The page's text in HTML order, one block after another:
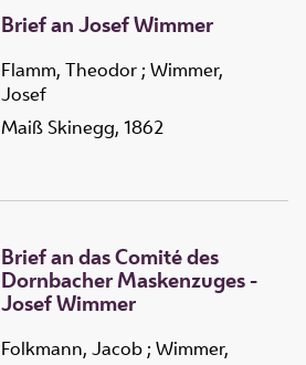
Brief an Josef Wimmer
Flamm, Theodor ; Wimmer,
Josef
Maiß Skinegg, 1862
Brief an das Comité des
Dornbacher Maskenzuges -
Josef Wimmer
Folkmann, Jacob ; Wimmer,